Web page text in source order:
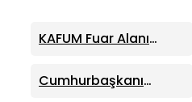
KAFUM Fuar Alanı
Ezgileriyle Şenlendi
Cumhurbaşkanı